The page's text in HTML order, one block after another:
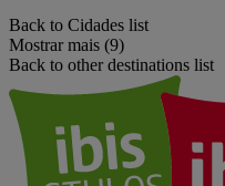
Back to Cidades list
Mostrar mais (9)
Back to other destinations list